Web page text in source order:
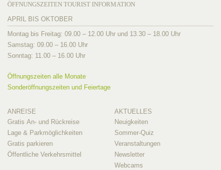
ÖFFNUNGSZEITEN TOURIST INFORMATION
APRIL BIS OKTOBER
Montag bis Freitag: 09.00 – 12.00 Uhr und 13.30 – 18.00 Uhr
Samstag: 09.00 – 16.00 Uhr
Sonntag: 11.00 – 16.00 Uhr
Öffnungszeiten alle Monate
Sonderöffnungszeiten und Feiertage
ANREISE
Gratis An- und Rückreise
Lage & Parkmöglichkeiten
Gratis parkieren
Öffentliche Verkehrsmittel
AKTUELLES
Neuigkeiten
Sommer-Quiz
Veranstaltungen
Newsletter
Webcams